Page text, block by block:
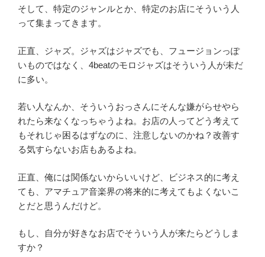
そして、特定のジャンルとか、特定のお店にそういう人
って集まってきます。
正直、ジャズ。ジャズはジャズでも、フュージョンっぽ
いものではなく、4beatのモロジャズはそういう人が未だ
に多い。
若い人なんか、そういうおっさんにそんな嫌がらせやら
れたら来なくなっちゃうよね。お店の人ってどう考えて
もそれじゃ困るはずなのに、注意しないのかね？改善す
る気すらないお店もあるよね。
正直、俺には関係ないからいいけど、ビジネス的に考え
ても、アマチュア音楽界の将来的に考えてもよくないこ
とだと思うんだけど。
もし、自分が好きなお店でそういう人が来たらどうしま
すか？